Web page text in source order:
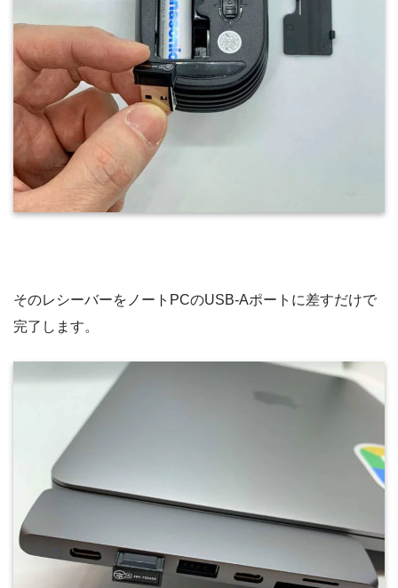
そのレシーバーをノートPCのUSB-Aポートに差すだけで
完了します。